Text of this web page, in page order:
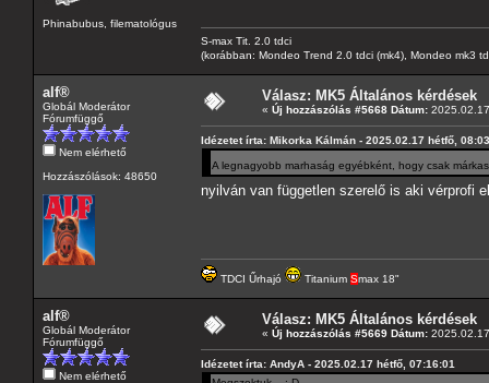
Phinabubus, filematológus
S-max Tit. 2.0 tdci
(korábban: Mondeo Trend 2.0 tdci (mk4), Mondeo mk3
alf®
Globál Moderátor
Fórumfüggő
Nem elérhető
Hozzászólások: 48650
Válasz: MK5 Általános kérdések
« Új hozzászólás #5668 Dátum:
Idézetet írta: Mikorka Kálmán - 2025.02.17 hétfő,
A legnagyobb marhaság egyébként, hogy csak
nyilván van független szerelő is aki vérprofi
TDCI Űrhajó Titanium Smax 18"
alf®
Globál Moderátor
Fórumfüggő
Nem elérhető
Válasz: MK5 Általános kérdések
« Új hozzászólás #5669 Dátum:
Idézetet írta: AndyA - 2025.02.17 hétfő, 07:16:01